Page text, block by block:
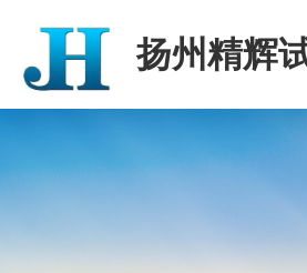
扬州精辉